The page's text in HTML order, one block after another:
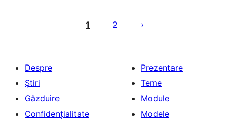
articole
1 2
Despre
Știri
Găzduire
Confidențialitate
Prezentare
Teme
Module
Modele